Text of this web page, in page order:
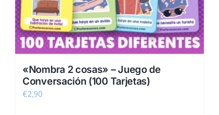
«Nombra 2 cosas» – Juego de
Conversación (100 Tarjetas)
€2,90